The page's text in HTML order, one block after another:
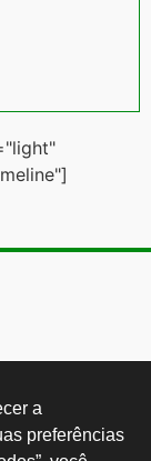
a
preferências